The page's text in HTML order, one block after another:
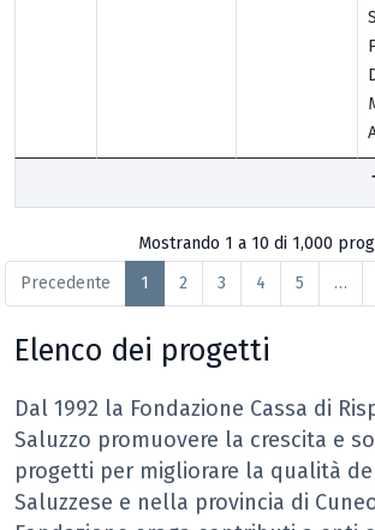
Mostrando 1 a 10 di 1,000
Precedente
1 2 3 4 5 …
Elenco dei progetti
Dal 1992 la Fondazione Cassa di
Saluzzo promuovere la crescita e
progetti per migliorare la qualità
Saluzzese e nella provincia di